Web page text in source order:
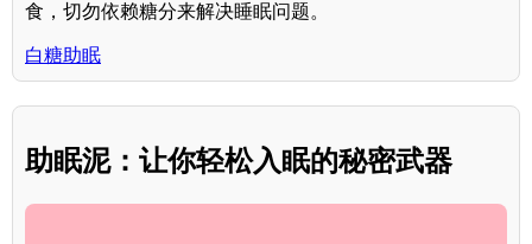
食，切勿依赖糖分来解决睡眠问题。
白糖助眠
助眠泥：让你轻松入眠的秘密武器